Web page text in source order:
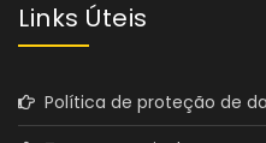
Links Úteis
Política de proteção de